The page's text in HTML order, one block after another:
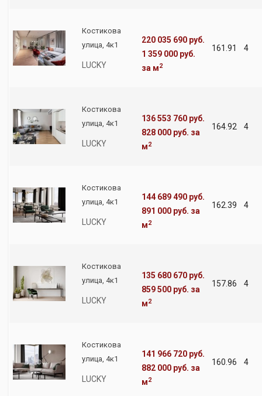
Костикова
улица, 4к1
LUCKY
220 035 690 руб.
1 359 000 руб.
за м2
161.91 4
Костикова
улица, 4к1
LUCKY
136 553 760 руб.
828 000 руб. за
м2
164.92 4
Костикова
улица, 4к1
LUCKY
144 689 490 руб.
891 000 руб. за
м2
162.39 4
Костикова
улица, 4к1
LUCKY
135 680 670 руб.
859 500 руб. за
м2
157.86 4
Костикова
улица, 4к1
LUCKY
141 966 720 руб.
882 000 руб. за
м2
160.96 4